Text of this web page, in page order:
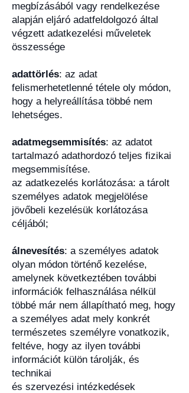
megbízásából vagy rendelkezése
alapján eljáró adatfeldolgozó által
végzett adatkezelési műveletek
összessége
adattörlés: az adat
felismerhetetlenné tétele oly módon,
hogy a helyreállítása többé nem
lehetséges.
adatmegsemmisítés: az adatot
tartalmazó adathordozó teljes fizikai
megsemmisítése.
az adatkezelés korlátozása: a tárolt
személyes adatok megjelölése
jövőbeli kezelésük korlátozása
céljából;
álnevesítés: a személyes adatok
olyan módon történő kezelése,
amelynek következtében további
információk felhasználása nélkül
többé már nem állapítható meg, hogy
a személyes adat mely konkrét
természetes személyre vonatkozik,
feltéve, hogy az ilyen további
információt külön tárolják, és
technikai
és szervezési intézkedések